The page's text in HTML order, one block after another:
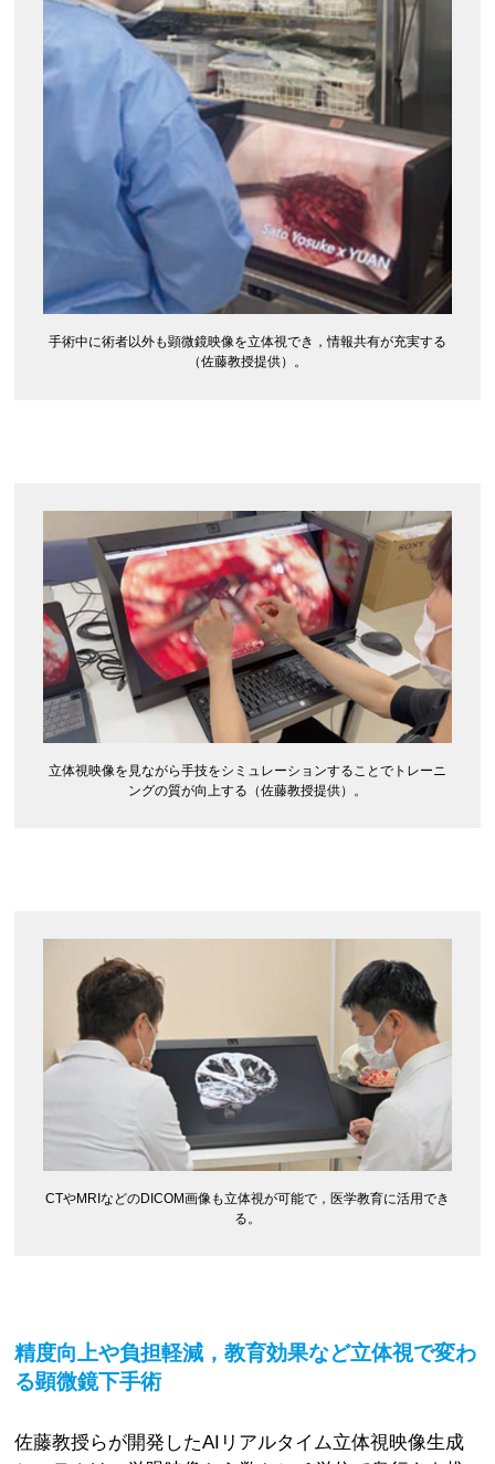
手術中に術者以外も顕微鏡映像を立体視でき，情報共有が充実する
（佐藤教授提供）。
立体視映像を見ながら手技をシミュレーションすることでトレーニ
ングの質が向上する（佐藤教授提供）。
CTやMRIなどのDICOM画像も立体視が可能で，医学教育に活用でき
る。
精度向上や負担軽減，教育効果など立体視で変わ
る顕微鏡下手術
佐藤教授らが開発したAIリアルタイム立体視映像生成